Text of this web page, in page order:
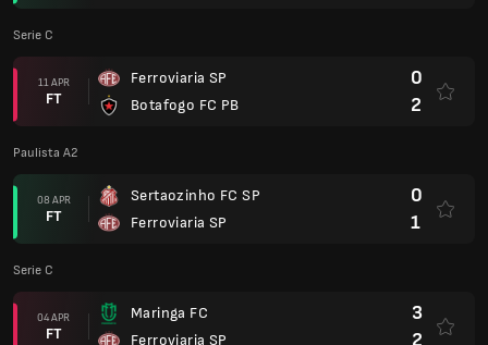
Serie C
11 APR
FT
Ferroviaria SP
Botafogo FC PB
0
2
Paulista A2
08 APR
FT
Sertaozinho FC SP
Ferroviaria SP
0
1
Serie C
04 APR
FT
Maringa FC
Ferroviaria SP
3
2